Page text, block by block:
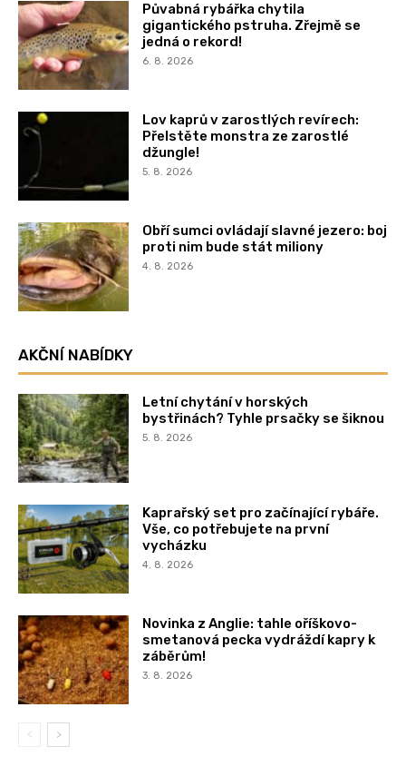
Půvabná rybářka chytila
gigantického pstruha. Zřejmě se
jedná o rekord!
6. 8. 2026
Lov kaprů v zarostlých revírech:
Přelstěte monstra ze zarostlé
džungle!
5. 8. 2026
Obří sumci ovládají slavné jezero: boj
proti nim bude stát miliony
4. 8. 2026
AKČNÍ NABÍDKY
Letní chytání v horských
bystřinách? Tyhle prsačky se šiknou
5. 8. 2026
Kaprařský set pro začínající rybáře.
Vše, co potřebujete na první
vycházku
4. 8. 2026
Novinka z Anglie: tahle oříškovo-
smetanová pecka vydráždí kapry k
záběrům!
3. 8. 2026